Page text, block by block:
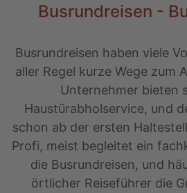
Busrundreisen -
Busrundreisen haben viele
aller Regel kurze Wege zum
Unternehmer bieten
Haustürabholservice, und
schon ab der ersten
Profi, meist begleitet ein
die Busrundreisen, und
örtlicher Reiseführer die